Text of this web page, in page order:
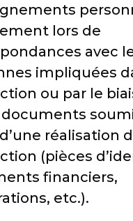
lors de
avec
impliquées
ou par le
réalisation
(pièces
financiers,
etc.).